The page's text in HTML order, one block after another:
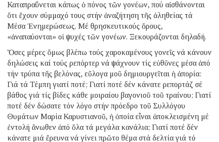
Καταπραΰνεται κάπως ὁ πόνος τῶν γονέων, πού αἰσθάνονται
ὅτι ἔχουν σύμμαχό τους στήν ἀναζήτηση τῆς ἀληθείας τά
Μέσα Ἐνημερώσεως. Μέ θρησκευτικούς ὅρους,
«ἀναπαύονται» οἱ ψυχές τῶν γονέων. Ξεκουράζονται δηλαδή.
Ὅσες μέρες ὅμως βλέπω τούς χαροκαμένους γονεῖς νά κάνουν
δηλώσεις καί τούς ρεπόρτερ νά ψάχνουν τίς εὐθῦνες μέσα ἀπό
τήν τρύπα τῆς βελόνας, εὔλογα μοῦ δημιουργεῖται ἡ ἀπορία:
Γιά τά Τέμπη γιατί ποτέ; Γιατί ποτέ δέν κάνατε ρεπορτάζ σέ
βάθος γιά τίς βίδες κάθε μοιραίου βαγονιοῦ τοῦ τραίνου; Γιατί
ποτέ δέν δώσατε τόν λόγο στήν πρόεδρο τοῦ Συλλόγου
Θυμάτων Μαρία Καρυστιανοῦ, ἡ ὁποία εἶναι ἀποκλεισμένη μέ
ἐντολή ἄνωθεν ἀπό ὅλα τά μεγάλα κανάλια; Γιατί ποτέ δέν
κάνατε μιά ἔρευνα νά γίνει πρῶτο θέμα στά δελτία γιά τό